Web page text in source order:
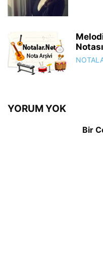
Notası
YORUM YOK
Bir